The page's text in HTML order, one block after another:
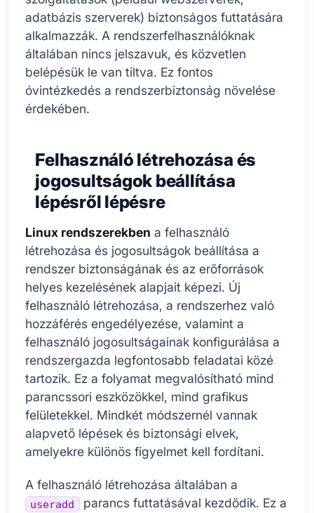
adatbázis szerverek) biztonságos futtatására
alkalmazzák. A rendszerfelhasználóknak
általában nincs jelszavuk, és közvetlen
belépésük le van tiltva. Ez fontos
óvintézkedés a rendszerbiztonság növelése
érdekében.
Felhasználó létrehozása és
jogosultságok beállítása
lépésről lépésre
Linux rendszerekben a felhasználó
létrehozása és jogosultságok beállítása a
rendszer biztonságának és az erőforrások
helyes kezelésének alapjait képezi. Új
felhasználó létrehozása, a rendszerhez való
hozzáférés engedélyezése, valamint a
felhasználó jogosultságainak konfigurálása a
rendszergazda legfontosabb feladatai közé
tartozik. Ez a folyamat megvalósítható mind
parancssori eszközökkel, mind grafikus
felületekkel. Mindkét módszernél vannak
alapvető lépések és biztonsági elvek,
amelyekre különös figyelmet kell fordítani.
A felhasználó létrehozása általában a
useradd parancs futtatásával kezdődik. Ez a